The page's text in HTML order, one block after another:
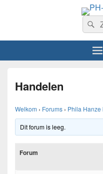
Welkom op de website van
naar:
Handelen
Welkom › Forums › Phila Hanze
Dit forum is leeg.
Forum